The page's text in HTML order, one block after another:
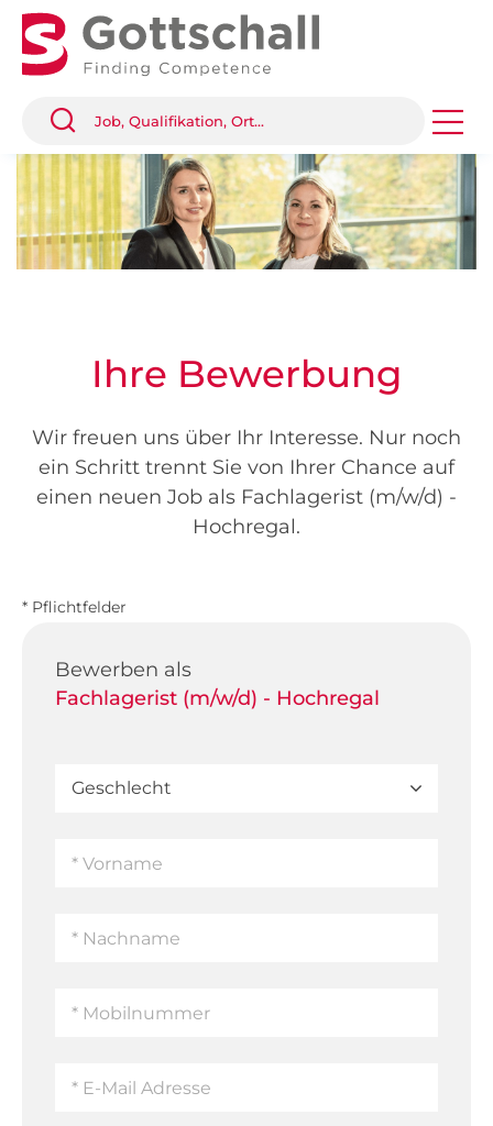
Ihre Bewerbung
Wir freuen uns über Ihr Interesse. Nur noch
ein Schritt trennt Sie von Ihrer Chance auf
einen neuen Job als Fachlagerist (m/w/d) -
Hochregal.
* Pflichtfelder
Bewerben als
Fachlagerist (m/w/d) - Hochregal